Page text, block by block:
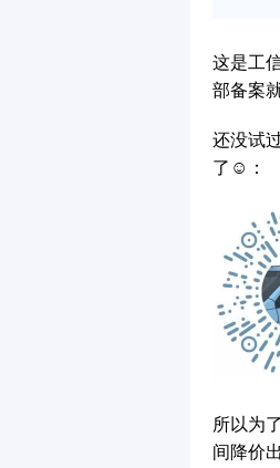
这是工
部备案
还没试
了☺️：
所以为
间降价